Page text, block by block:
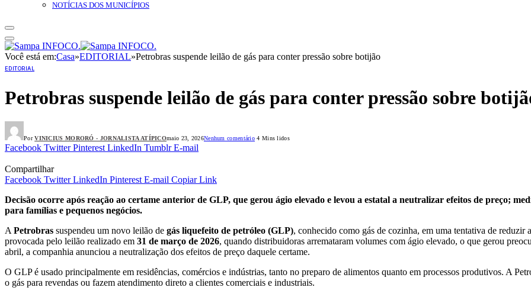
NOTÍCIAS DOS MUNICÍPIOS
Você está em:Casa»EDITORIAL»Petrobras suspende leilão de gás para conter pressão sobre botijão
EDITORIAL
Petrobras suspende leilão de gás para conter pressão sobre
Por VINICIUS MORORÓ - JORNALISTA ATÍPICOmaio 23, 2026Nenhum comentário 4 Mins lidos
Facebook Twitter Pinterest LinkedIn Tumblr E-mail
Compartilhar
Facebook Twitter LinkedIn Pinterest E-mail Copiar Link
Decisão ocorre após reação ao certame anterior de GLP, que gerou ágio elevado e levou a estatal a neutralizar efeitos de preço;
para famílias e pequenos negócios.
A Petrobras suspendeu um novo leilão de gás liquefeito de petróleo (GLP), conhecido como gás de cozinha, em uma tentativa de reduzir
provocada pelo leilão realizado em 31 de março de 2026, quando distribuidoras arremataram volumes com ágio elevado, o que gerou
abril, a companhia anunciou a neutralização dos efeitos de preço daquele certame.
O GLP é usado principalmente em residências, comércios e indústrias, tanto no preparo de alimentos quanto em processos produtivos. A
o gás para revendas ou fazem atendimento direto a clientes comerciais e industriais.